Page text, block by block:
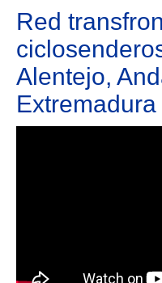
Enlaces
Red
Alentejo,
Extremadura